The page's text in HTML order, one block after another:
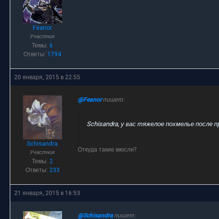
Feanor
Участник
Темы: 6
Ответы: 1794
20 января, 2015 в 22:55
Schisandra
Участник
Темы: 2
Ответы: 233
@Feanorпишет:
Schisandra, у вас тяжелое похмелье после
Откуда такие мюсли?
21 января, 2015 в 16:53
@Schisandraпишет: